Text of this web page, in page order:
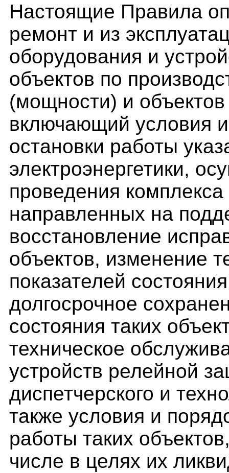
Настоящие Правила
ремонт и из
оборудования и
объектов по
(мощности) и объектов
включающий условия
остановки работы
электроэнергетики,
проведения
направленных на
восстановление
объектов, изменение
показателей
долгосрочное
состояния таких
техническое
устройств релейной
диспетчерского и
также условия и
работы таких
числе в целях их